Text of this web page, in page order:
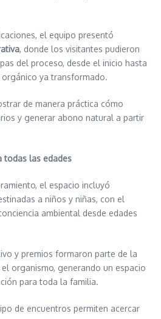
el equipo presentó
, donde los visitantes pudieron
del proceso, desde el inicio hasta
ya transformado.
de manera práctica cómo
y generar abono natural a partir
todas las edades
el espacio incluyó
a niños y niñas, con el
ambiental desde edades
y premios formaron parte de la
organismo, generando un espacio
para toda la familia.
de encuentros permiten acercar